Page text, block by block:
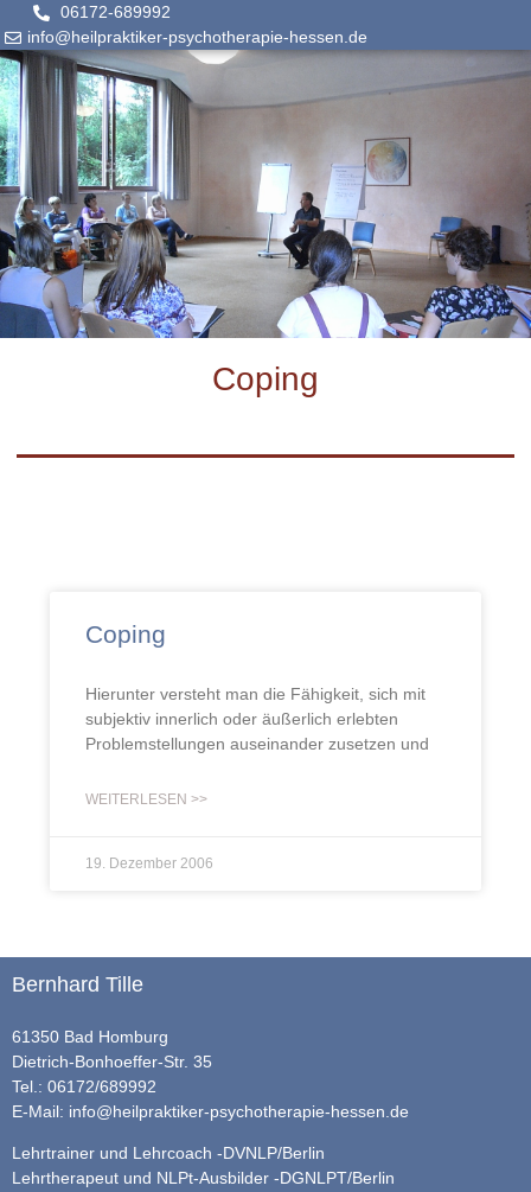
06172-689992
info@heilpraktiker-psychotherapie-hessen.de
Coping
Coping
Hierunter versteht man die Fähigkeit, sich mit
subjektiv innerlich oder äußerlich erlebten
Problemstellungen auseinander zusetzen und
WEITERLESEN >>
19. Dezember 2006
Bernhard Tille
61350 Bad Homburg
Dietrich-Bonhoeffer-Str. 35
Tel.: 06172/689992
E-Mail: info@heilpraktiker-psychotherapie-hessen.de
Lehrtrainer und Lehrcoach -DVNLP/Berlin
Lehrtherapeut und NLPt-Ausbilder -DGNLPT/Berlin